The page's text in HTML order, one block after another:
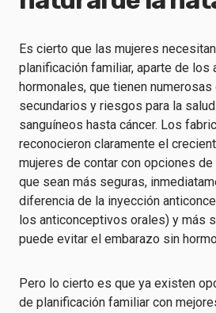
Es cierto que las mujeres
planificación familiar, aparte de los
hormonales, que tienen numerosas
secundarios y riesgos para la salud
sanguíneos hasta cáncer. Los
reconocieron claramente el
mujeres de contar con opciones
que sean más seguras,
diferencia de la inyección
los anticonceptivos orales) y más
puede evitar el embarazo sin
Pero lo cierto es que ya existen
de planificación familiar con